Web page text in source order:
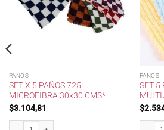
PANOS
SET X 5 PAÑOS 725
MICROFIBRA 30×30 CMS*
$3.104,81
Set x 5 Paños 725 Microfibra 30x30 cms*
PANOS
SET 5
$
Set 5